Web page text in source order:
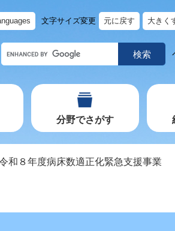
文字サイズ変更 元に戻す 大きく
キ
ー
ワ
ド
分野でさがす
和８年度病床数適正化緊急支援事業